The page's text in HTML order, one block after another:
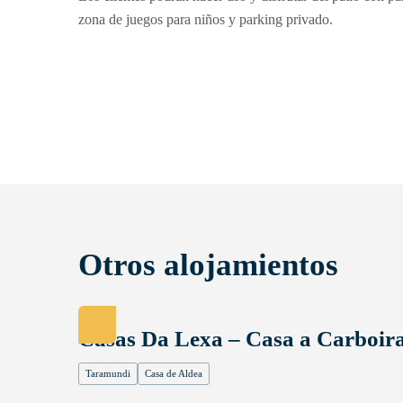
zona de juegos para niños y parking privado.
Otros alojamientos
Casas Da Lexa – Casa a
Taramundi Casa de Aldea